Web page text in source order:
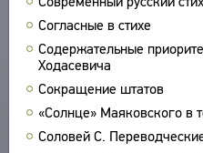
Согласные в стихе
Содержательные
Ходасевича
Сокращение штатов
«Солнце» Маяковского в
Соловей С.
ПРОИЗВЕДЕНИЯ
ИЗДАНИЯ
ЭНЦИКЛОПЕДИЯ
СЛОВНИК
ВСЕ БИОСПРАВКИ
ТЕЗАУРУС